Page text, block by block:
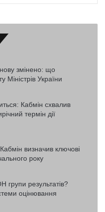
змінено: що
Міністрів України
Кабмін схвалив
термін дії
визначив ключові
року
групи результатів?
оцінювання